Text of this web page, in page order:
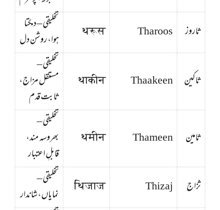
ثاروز
Tharoos
थरूस
تخلیقی – دمکتا
ہوا، روشن دل
ثاکین Thaakeen
थाकीन
تخلیقی –
مستقل مزاج،
ثابت قدم
ثامین Thameen
थमीन
تخلیقی –
بھروسہ مند،
قابلِ اعتبار
ثزاج
Thizaj
थिजाज
تخلیقی –
نمایاں، شاندار